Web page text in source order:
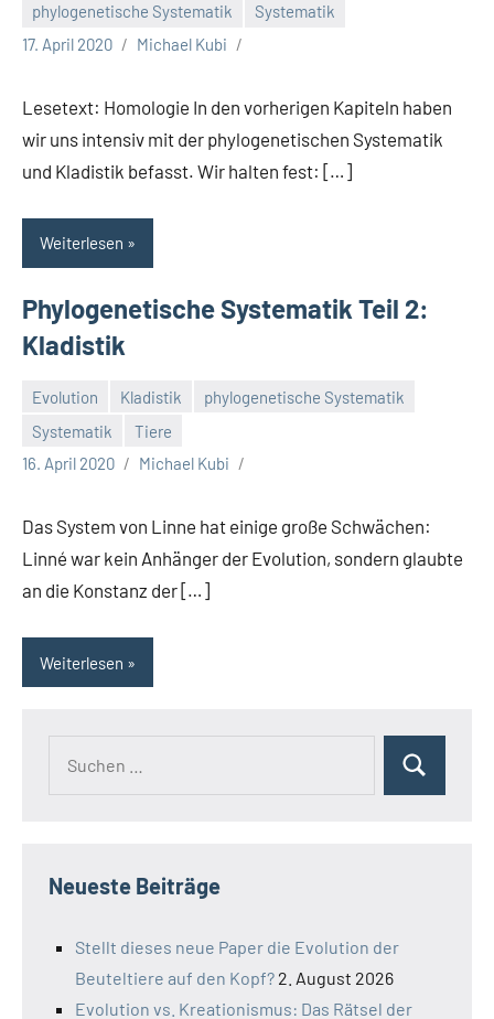
phylogenetische Systematik
Systematik
17. April 2020
Michael Kubi
Lesetext: Homologie In den vorherigen Kapiteln haben
wir uns intensiv mit der phylogenetischen Systematik
und Kladistik befasst. Wir halten fest: […]
Weiterlesen
Phylogenetische Systematik Teil 2:
Kladistik
Evolution Kladistik
phylogenetische Systematik
Systematik
Tiere
16. April 2020
Michael Kubi
Das System von Linne hat einige große Schwächen:
Linné war kein Anhänger der Evolution, sondern glaubte
an die Konstanz der […]
Weiterlesen
Suchen
Neueste Beiträge
Stellt dieses neue Paper die Evolution der
Beuteltiere auf den Kopf? 2. August 2026
Evolution vs. Kreationismus: Das Rätsel der